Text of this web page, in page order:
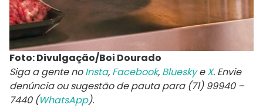
Foto: Divulgação/Boi Dourado
Siga a gente noInsta, Facebook, BlueskyeX. Envie
denúncia ou sugestão de pauta para (71) 99940 –
7440 (WhatsApp).